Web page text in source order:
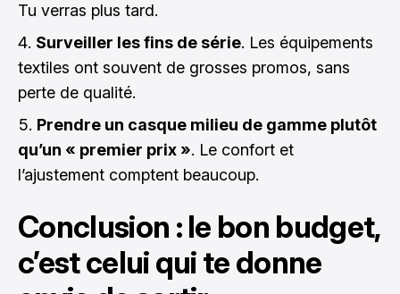
Tu verras plus tard.
Surveiller les fins de série. Les équipements
textiles ont souvent de grosses promos, sans
perte de qualité.
Prendre un casque milieu de gamme plutôt
qu’un « premier prix ». Le confort et
l’ajustement comptent beaucoup.
Conclusion : le bon budget,
c’est celui qui te donne